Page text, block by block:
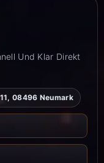
Und Klar Direkt
08496 Neumark